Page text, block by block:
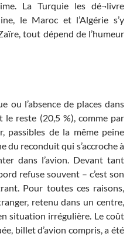
La Turquie les dé¬livre
le Maroc et l’Algérie s’y
tout dépend de l’humeur
ou l’absence de places dans
reste (20,5 %), comme par
passibles de la même peine
du reconduit qui s’accroche à
dans l’avion. Devant tant
refuse souvent – c’est son
Pour toutes ces raisons,
retenu dans un centre,
situation irrégulière. Le coût
billet d’avion compris, a été